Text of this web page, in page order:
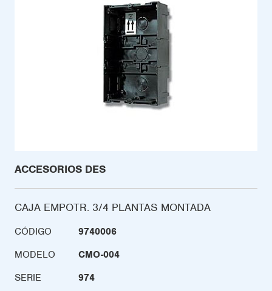
ACCESORIOS DES
CAJA EMPOTR. 3/4 PLANTAS MONTADA
CÓDIGO
9740006
MODELO
CMO-004
SERIE
974